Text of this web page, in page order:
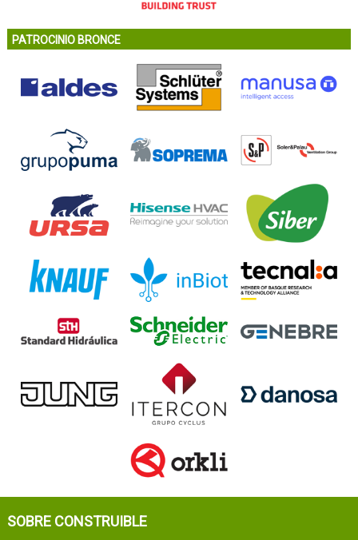
PATROCINIO BRONCE
SOBRE CONSTRUIBLE